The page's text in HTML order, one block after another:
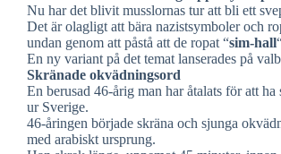
Nu har det blivit musslornas tur att bli ett
Det är olagligt att bära nazistsymboler och
undan genom att påstå att de ropat “sim-hall
En ny variant på det temat lanserades på
Skränade okvädningsord
En berusad 46-årig man har åtalats för att
ur Sverige.
46-åringen började skräna och sjunga
med arabiskt ursprung.